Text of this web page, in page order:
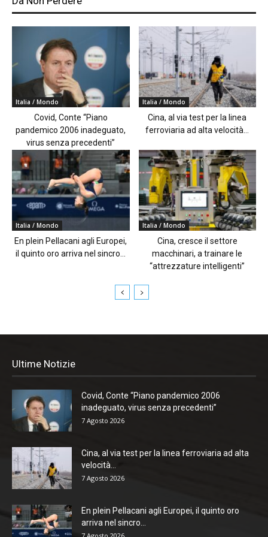
Italia / Mondo
Covid, Conte “Piano
pandemico 2006 inadeguato,
virus senza precedenti”
Italia / Mondo
Cina, al via test per la linea
ferroviaria ad alta velocità...
Italia / Mondo
En plein Pellacani agli Europei,
il quinto oro arriva nel sincro...
Italia / Mondo
Cina, cresce il settore
macchinari, a trainare le
“attrezzature intelligenti”
Ultime Notizie
Covid, Conte “Piano pandemico 2006
inadeguato, virus senza precedenti”
7 Agosto 2026
Cina, al via test per la linea ferroviaria ad alta
velocità...
7 Agosto 2026
En plein Pellacani agli Europei, il quinto oro
arriva nel sincro...